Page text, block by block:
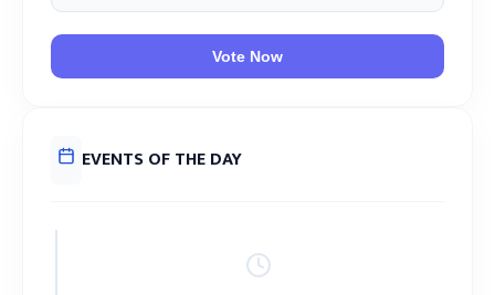
Vote Now
EVENTS OF THE DAY